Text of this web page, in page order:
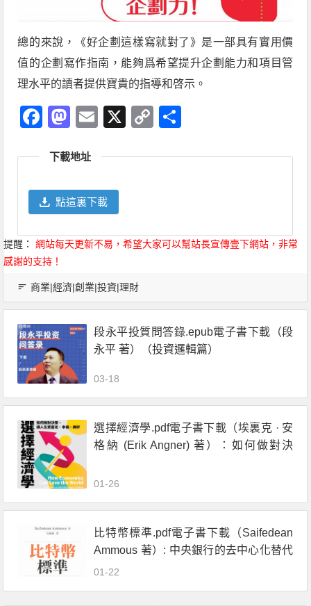
總的來說，《好企劃這樣寫就對了》是一部具有實用價
值的企劃寫作指南，能夠爲希望提升企劃能力和項目管
理水平的讀者提供寶貴的指導和啓示。
Facebook
Mastodon
Email
X
Copy
下載地址
點這裏下載
提醒：
網站每天更新不易，希望大家可以幫站長宣傳壹下網站，非常
感謝的支持！
商業|經濟|創業|投資|理財
段永平投質問答錄.epub電子書下載（段
永平 著）（投資邏輯篇）
03-18
選擇經濟學.pdf電子書下載（埃裏克 · 安
格納 (Erik Angner) 著）：如何做對決
01-26
比特幣標準.pdf電子書下載（Saifedean
Ammous 著）: 中央銀行的去中心化替代
方案
01-22